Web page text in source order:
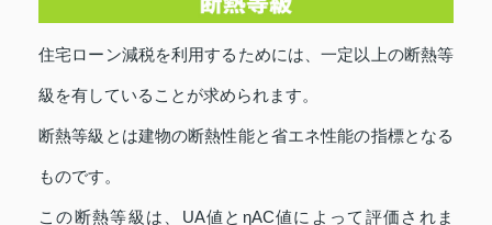
住宅ローン減税を利用するためには、一定以上の断熱等
級を有していることが求められます。
断熱等級とは建物の断熱性能と省エネ性能の指標となる
ものです。
この断熱等級は、UA値とηAC値によって評価されま